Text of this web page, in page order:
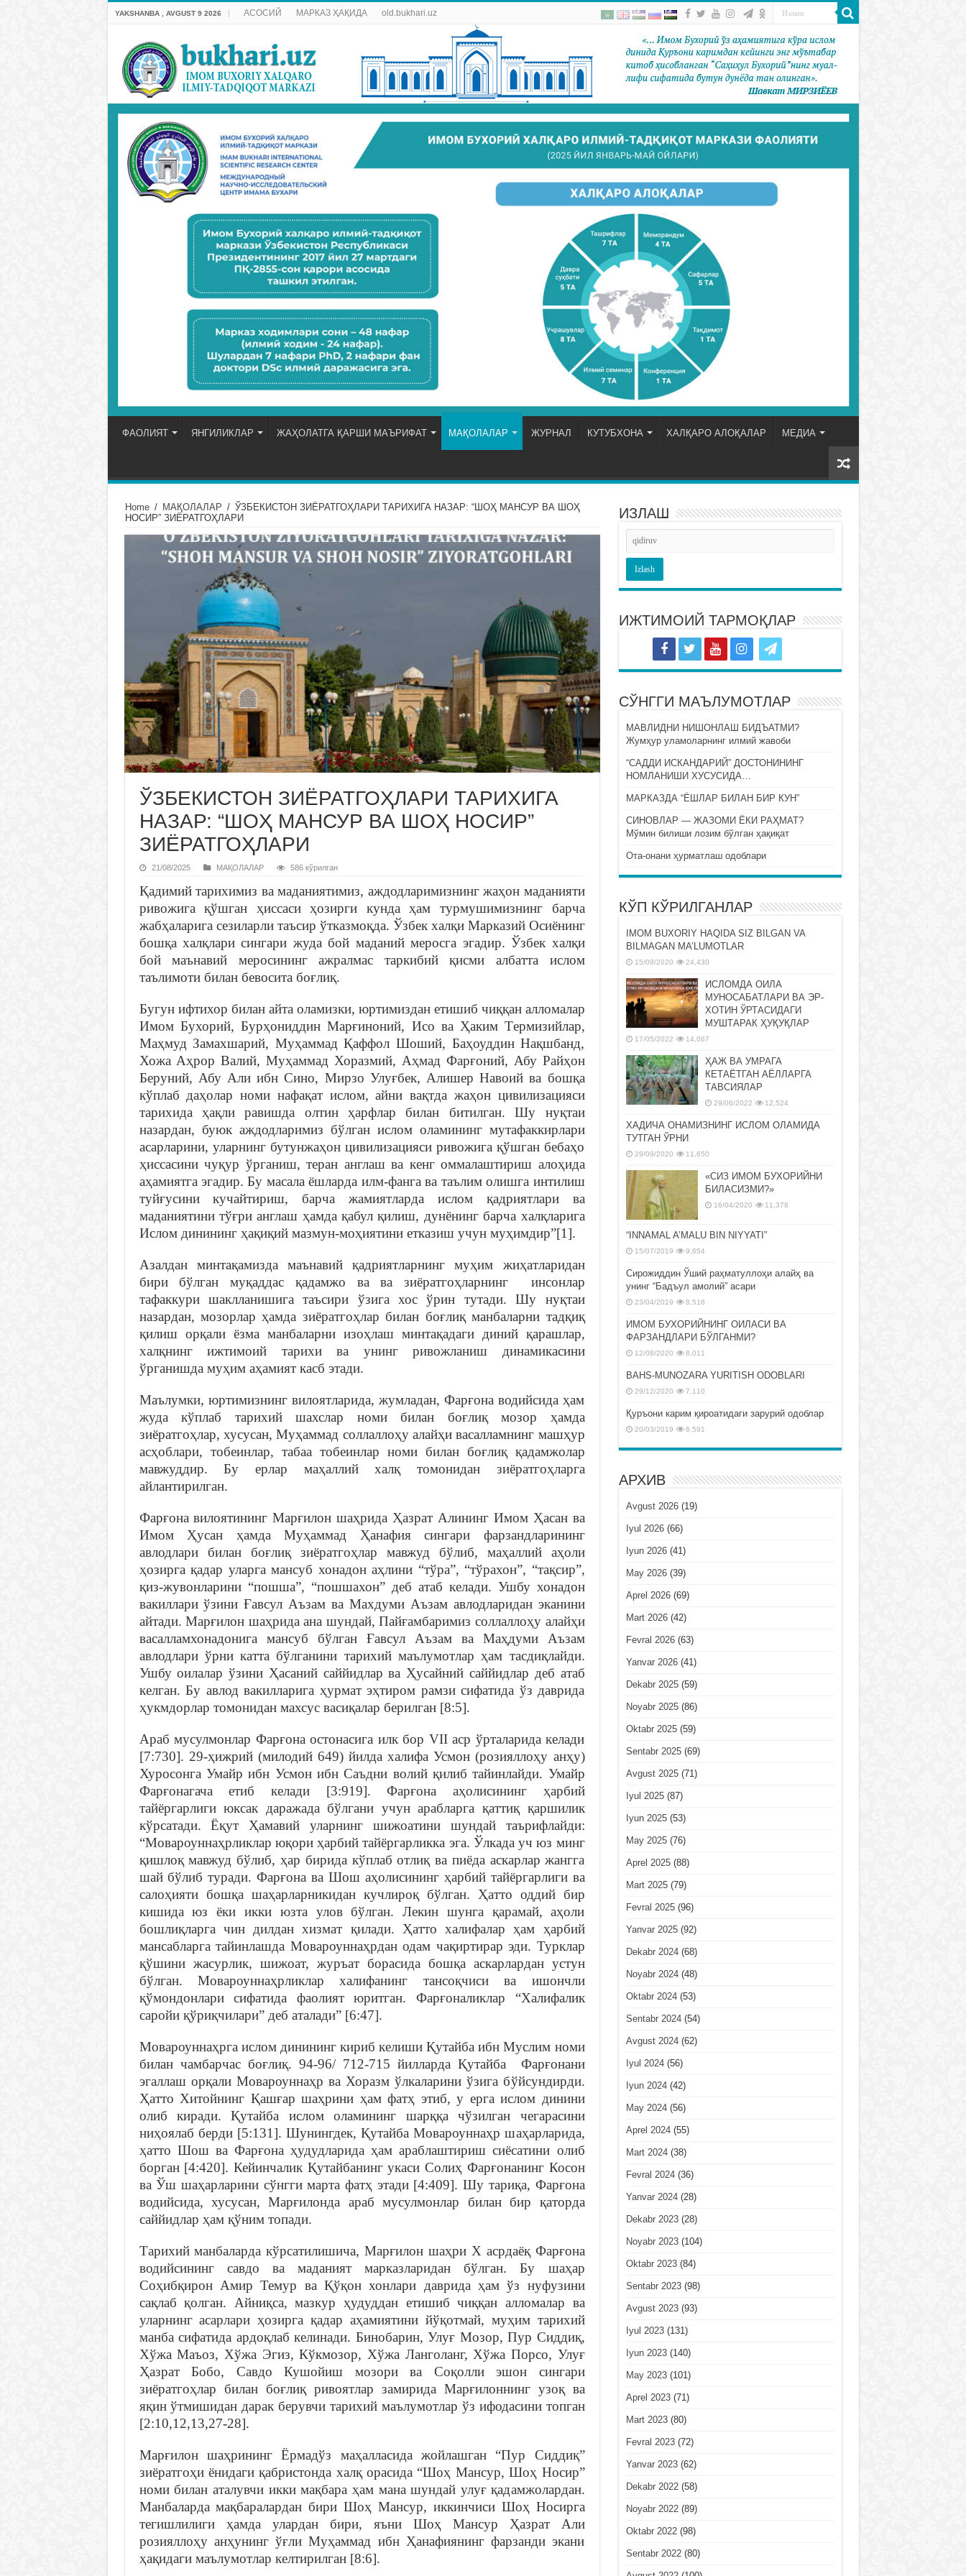
YAKSHANBA , AVGUST 9 2026 АСОСИЙ МАРКАЗ ҲАҚИДА old.bukhari.uz
ФАОЛИЯТ ЯНГИЛИКЛАР ЖАҲОЛАТГА ҚАРШИ МАЪРИФАТ МАҚОЛАЛАР ЖУРНАЛ КУТУБХОНА ХАЛҚАРО АЛОҚАЛАР МЕДИА
Home / МАҚОЛАЛАР / ЎЗБЕКИСТОН ЗИЁРАТГОҲЛАРИ ТАРИХИГА НАЗАР: “ШОҲ МАНСУР ВА ШОҲ
НОСИР” ЗИЁРАТГОҲЛАРИ
ЎЗБЕКИСТОН ЗИЁРАТГОҲЛАРИ ТАРИХИГА
НАЗАР: “ШОҲ МАНСУР ВА ШОҲ НОСИР”
ЗИЁРАТГОҲЛАРИ
21/08/2025 МАҚОЛАЛАР 586 кўрилган
Қадимий тарихимиз ва маданиятимиз, аждодларимизнинг жаҳон маданияти
ривожига қўшган ҳиссаси ҳозирги кунда ҳам турмушимизнинг барча
жабҳаларига сезиларли таъсир ўтказмоқда. Ўзбек халқи Марказий Осиёнинг
бошқа халқлари сингари жуда бой маданий меросга эгадир. Ўзбек халқи
бой маънавий меросининг ажралмас таркибий қисми албатта ислом
таълимоти билан бевосита боғлиқ.
Бугун ифтихор билан айта оламизки, юртимиздан етишиб чиққан алломалар
Имом Бухорий, Бурҳониддин Марғиноний, Исо ва Ҳаким Термизийлар,
Маҳмуд Замахшарий, Муҳаммад Қаффол Шоший, Баҳоуддин Нақшбанд,
Хожа Аҳрор Валий, Муҳаммад Хоразмий, Аҳмад Фарғоний, Абу Райҳон
Беруний, Абу Али ибн Сино, Мирзо Улуғбек, Алишер Навоий ва бошқа
кўплаб даҳолар номи нафақат ислом, айни вақтда жаҳон цивилизацияси
тарихида ҳақли равишда олтин ҳарфлар билан битилган. Шу нуқтаи
назардан, буюк аждодларимиз бўлган ислом оламининг мутафаккирлари
асарларини, уларнинг бутунжаҳон цивилизацияси ривожига қўшган бебаҳо
ҳиссасини чуқур ўрганиш, теран англаш ва кенг оммалаштириш алоҳида
аҳамиятга эгадир. Бу масала ёшларда илм-фанга ва таълим олишга интилиш
туйғусини кучайтириш, барча жамиятларда ислом қадриятлари ва
маданиятини тўғри англаш ҳамда қабул қилиш, дунёнинг барча халқларига
Ислом динининг ҳақиқий мазмун-моҳиятини етказиш учун муҳимдир”[1].
Азалдан минтақамизда маънавий қадриятларнинг муҳим жиҳатларидан
бири бўлган муқаддас қадамжо ва ва зиёратгоҳларнинг инсонлар
тафаккури шаклланишига таъсири ўзига хос ўрин тутади. Шу нуқтаи
назардан, мозорлар ҳамда зиёратгоҳлар билан боғлиқ манбаларни тадқиқ
қилиш орқали ёзма манбаларни изоҳлаш минтақадаги диний қарашлар,
халқнинг ижтимоий тарихи ва унинг ривожланиш динамикасини
ўрганишда муҳим аҳамият касб этади.
Маълумки, юртимизнинг вилоятларида, жумладан, Фарғона водийсида ҳам
жуда кўплаб тарихий шахслар номи билан боғлиқ мозор ҳамда
зиёратгоҳлар, хусусан, Муҳаммад соллаллоҳу алайҳи васалламнинг машҳур
асҳоблари, тобеинлар, табаа тобеинлар номи билан боғлиқ қадамжолар
мавжуддир. Бу ерлар маҳаллий халқ томонидан зиёратгоҳларга
айлантирилган.
Фарғона вилоятининг Марғилон шаҳрида Ҳазрат Алининг Имом Ҳасан ва
Имом Ҳусан ҳамда Муҳаммад Ҳанафия сингари фарзандларининг
авлодлари билан боғлиқ зиёратгоҳлар мавжуд бўлиб, маҳаллий аҳоли
ҳозирга қадар уларга мансуб хонадон аҳлини “тўра”, “тўрахон”, “тақсир”,
қиз-жувонларини “пошша”, “пошшахон” деб атаб келади. Ушбу хонадон
вакиллари ўзини Ғавсул Аъзам ва Махдуми Аъзам авлодларидан эканини
айтади. Марғилон шаҳрида ана шундай, Пайғамбаримиз соллаллоҳу алайҳи
васалламхонадонига мансуб бўлган Ғавсул Аъзам ва Маҳдуми Аъзам
авлодлари ўрни катта бўлганини тарихий маълумотлар ҳам тасдиқлайди.
Ушбу оилалар ўзини Ҳасаний саййидлар ва Ҳусайний саййидлар деб атаб
келган. Бу авлод вакилларига ҳурмат эҳтиром рамзи сифатида ўз даврида
ҳукмдорлар томонидан махсус васиқалар берилган [8:5].
Араб мусулмонлар Фарғона остонасига илк бор VII аср ўрталарида келади
[7:730]. 29-ҳижрий (милодий 649) йилда халифа Усмон (розияллоҳу анҳу)
Хуросонга Умайр ибн Усмон ибн Саъдни волий қилиб тайинлайди. Умайр
Фарғонагача етиб келади [3:919]. Фарғона аҳолисининг ҳарбий
тайёргарлиги юксак даражада бўлгани учун арабларга қаттиқ қаршилик
кўрсатади. Ёқут Ҳамавий уларнинг шижоатини шундай таърифлайди:
“Мовароуннаҳрликлар юқори ҳарбий тайёргарликка эга. Ўлкада уч юз минг
қишлоқ мавжуд бўлиб, ҳар бирида кўплаб отлиқ ва пиёда аскарлар жангга
шай бўлиб туради. Фарғона ва Шош аҳолисининг ҳарбий тайёргарлиги ва
салоҳияти бошқа шаҳарларникидан кучлироқ бўлган. Ҳатто оддий бир
кишида юз ёки икки юзта улов бўлган. Лекин шунга қарамай, аҳоли
бошлиқларга чин дилдан хизмат қилади. Ҳатто халифалар ҳам ҳарбий
мансабларга тайинлашда Мовароуннаҳрдан одам чақиртирар эди. Турклар
қўшини жасурлик, шижоат, журъат борасида бошқа аскарлардан устун
бўлган. Мовароуннаҳрликлар халифанинг тансоқчиси ва ишончли
қўмондонлари сифатида фаолият юритган. Фарғоналиклар “Халифалик
саройи қўриқчилари” деб аталади” [6:47].
Мовароуннаҳрга ислом динининг кириб келиши Қутайба ибн Муслим номи
билан чамбарчас боғлиқ. 94-96/ 712-715 йилларда Қутайба Фарғонани
эгаллаш орқали Мовароуннаҳр ва Хоразм ўлкаларини ўзига бўйсундирди.
Ҳатто Хитойнинг Қашғар шаҳрини ҳам фатҳ этиб, у ерга ислом динини
олиб киради. Қутайба ислом оламининг шарққа чўзилган чегарасини
ниҳоялаб берди [5:131]. Шунингдек, Қутайба Мовароуннаҳр шаҳарларида,
ҳатто Шош ва Фарғона ҳудудларида ҳам араблаштириш сиёсатини олиб
борган [4:420]. Кейинчалик Қутайбанинг укаси Солиҳ Фарғонанинг Косон
ва Ўш шаҳарларини сўнгги марта фатҳ этади [4:409]. Шу тариқа, Фарғона
водийсида, хусусан, Марғилонда араб мусулмонлар билан бир қаторда
саййидлар ҳам қўним топади.
Тарихий манбаларда кўрсатилишича, Марғилон шаҳри X асрдаёқ Фарғона
водийсининг савдо ва маданият марказларидан бўлган. Бу шаҳар
Соҳибқирон Амир Темур ва Қўқон хонлари даврида ҳам ўз нуфузини
сақлаб қолган. Айниқса, мазкур ҳудуддан етишиб чиққан алломалар ва
уларнинг асарлари ҳозирга қадар аҳамиятини йўқотмай, муҳим тарихий
манба сифатида ардоқлаб келинади. Бинобарин, Улуғ Мозор, Пур Сиддиқ,
Хўжа Маъоз, Хўжа Эгиз, Кўкмозор, Хўжа Ланголанг, Хўжа Порсо, Улуғ
Ҳазрат Бобо, Савдо Кушойиш мозори ва Соқолли эшон сингари
зиёратгоҳлар билан боғлиқ ривоятлар замирида Марғилоннинг узоқ ва
яқин ўтмишидан дарак берувчи тарихий маълумотлар ўз ифодасини топган
[2:10,12,13,27-28].
Марғилон шаҳрининг Ёрмадўз маҳалласида жойлашган “Пур Сиддиқ”
зиёратгоҳи ёнидаги қабристонда халқ орасида “Шоҳ Мансур, Шоҳ Носир”
номи билан аталувчи икки мақбара ҳам мана шундай улуғ қадамжолардан.
Манбаларда мақбаралардан бири Шоҳ Мансур, иккинчиси Шоҳ Носирга
тегишлилиги ҳамда улардан бири, яъни Шоҳ Мансур Ҳазрат Али
розияллоҳу анҳунинг ўғли Муҳаммад ибн Ҳанафиянинг фарзанди экани
ҳақидаги маълумотлар келтирилган [8:6].
ИЗЛАШ
ИЖТИМОИЙ ТАРМОҚЛАР
СЎНГГИ МАЪЛУМОТЛАР
МАВЛИДНИ НИШОНЛАШ БИДЪАТМИ?
Жумҳур уламоларнинг илмий жавоби
“САДДИ ИСКАНДАРИЙ” ДОСТОНИНИНГ
НОМЛАНИШИ ХУСУСИДА…
МАРКАЗДА “ЁШЛАР БИЛАН БИР КУН”
СИНОВЛАР — ЖАЗОМИ ЁКИ РАҲМАТ?
Мўмин билиши лозим бўлган ҳақиқат
Ота-онани ҳурматлаш одоблари
КЎП КЎРИЛГАНЛАР
IMOM BUXORIY HAQIDA SIZ BILGAN VA
BILMAGAN MA’LUMOTLAR
15/09/2020 24,430
ИСЛОМДА ОИЛА
МУНОСАБАТЛАРИ ВА ЭР-
ХОТИН ЎРТАСИДАГИ
МУШТАРАК ҲУҚУҚЛАР
17/05/2022 14,067
ҲАЖ ВА УМРАГА
КЕТАЁТГАН АЁЛЛАРГА
ТАВСИЯЛАР
29/06/2022 12,524
ХАДИЧА ОНАМИЗНИНГ ИСЛОМ ОЛАМИДА
ТУТГАН ЎРНИ
29/09/2020 11,650
«СИЗ ИМОМ БУХОРИЙНИ
БИЛАСИЗМИ?»
16/04/2020 11,378
“INNAMAL A’MALU BIN NIYYATI”
15/07/2019 9,654
Сирожиддин Ўший раҳматуллоҳи алайҳ ва
унинг “Бадъул амолий” асари
23/04/2019 8,516
ИМОМ БУХОРИЙНИНГ ОИЛАСИ ВА
ФАРЗАНДЛАРИ БЎЛГАНМИ?
12/08/2020 8,011
BAHS-MUNOZARA YURITISH ODOBLARI
29/12/2020 7,110
Қуръони карим қироатидаги зарурий одоблар
20/03/2019 6,591
АРХИВ
Avgust 2026(19)
Iyul 2026(66)
Iyun 2026(41)
May 2026(39)
Aprel 2026(69)
Mart 2026(42)
Fevral 2026(63)
Yanvar 2026(41)
Dekabr 2025(59)
Noyabr 2025(86)
Oktabr 2025(59)
Sentabr 2025(69)
Avgust 2025(71)
Iyul 2025(87)
Iyun 2025(53)
May 2025(76)
Aprel 2025(88)
Mart 2025(79)
Fevral 2025(96)
Yanvar 2025(92)
Dekabr 2024(68)
Noyabr 2024(48)
Oktabr 2024(53)
Sentabr 2024(54)
Avgust 2024(62)
Iyul 2024(56)
Iyun 2024(42)
May 2024(56)
Aprel 2024(55)
Mart 2024(38)
Fevral 2024(36)
Yanvar 2024(28)
Dekabr 2023(28)
Noyabr 2023(104)
Oktabr 2023(84)
Sentabr 2023(98)
Avgust 2023(93)
Iyul 2023(131)
Iyun 2023(140)
May 2023(101)
Aprel 2023(71)
Mart 2023(80)
Fevral 2023(72)
Yanvar 2023(62)
Dekabr 2022(58)
Noyabr 2022(89)
Oktabr 2022(98)
Sentabr 2022(80)